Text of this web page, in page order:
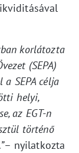
korlátozta
(SEPA)
SEPA célja
helyi,
az EGT-n
történő
– nyilatkozta